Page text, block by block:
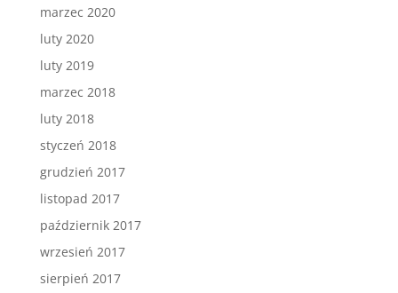
marzec 2020
luty 2020
luty 2019
marzec 2018
luty 2018
styczeń 2018
grudzień 2017
listopad 2017
październik 2017
wrzesień 2017
sierpień 2017